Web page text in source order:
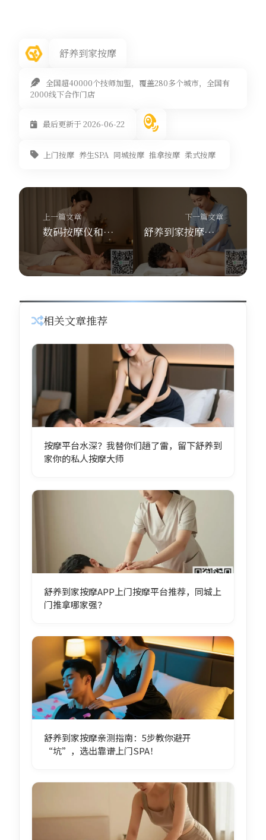
舒养到家按摩
全国超40000个技师加盟，覆盖280多个城市，全国有
2000线下合作门店
最后更新于 2026-06-22
上门按摩 养生SPA 同城按摩 推拿按摩 柔式按摩
上一篇文章
数码按摩仪和颈椎仪有啥区别？舒养到家按摩上门SPA教你选！
下一篇文章
舒养到家按摩：腰部按摩3大好处与4大禁忌，腰椎间盘突出能按吗？
相关文章推荐
按摩平台水深？我替你们趟了雷，留下舒养到
家你的私人按摩大师
舒养到家按摩APP上门按摩平台推荐，同城上
门推拿哪家强？
舒养到家按摩亲测指南：5步教你避开
“坑”，选出靠谱上门SPA！